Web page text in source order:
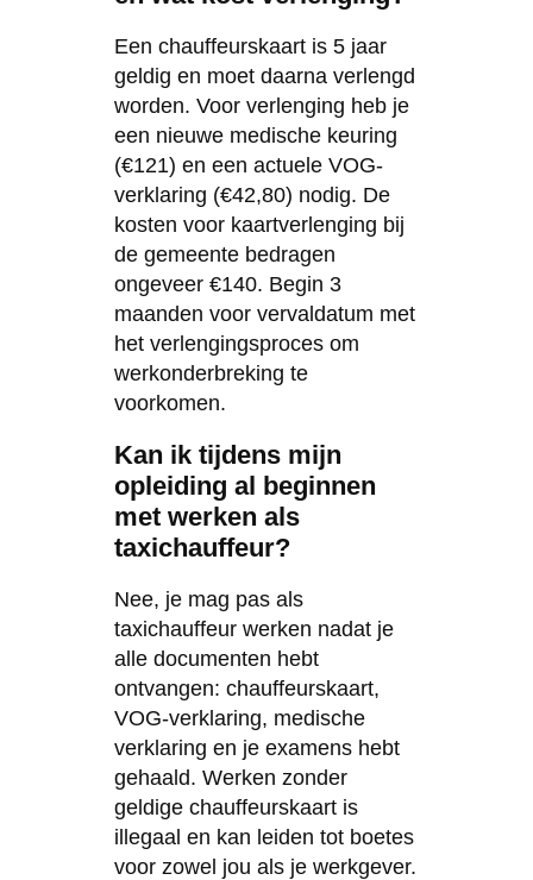
Een chauffeurskaart is 5 jaar
geldig en moet daarna verlengd
worden. Voor verlenging heb je
een nieuwe medische keuring
(€121) en een actuele VOG-
verklaring (€42,80) nodig. De
kosten voor kaartverlenging bij
de gemeente bedragen
ongeveer €140. Begin 3
maanden voor vervaldatum met
het verlengingsproces om
werkonderbreking te
voorkomen.
Kan ik tijdens mijn
opleiding al beginnen
met werken als
taxichauffeur?
Nee, je mag pas als
taxichauffeur werken nadat je
alle documenten hebt
ontvangen: chauffeurskaart,
VOG-verklaring, medische
verklaring en je examens hebt
gehaald. Werken zonder
geldige chauffeurskaart is
illegaal en kan leiden tot boetes
voor zowel jou als je werkgever.